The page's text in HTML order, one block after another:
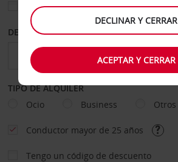
Elegir otra oficina de devolución
DESDE HASTA
TIPO DE ALQUILER
Ocio
Business Otros
Conductor mayor de 25 años
Tengo un código de descuento
DECLINAR Y CERRAR
ACEPTAR Y CERRAR